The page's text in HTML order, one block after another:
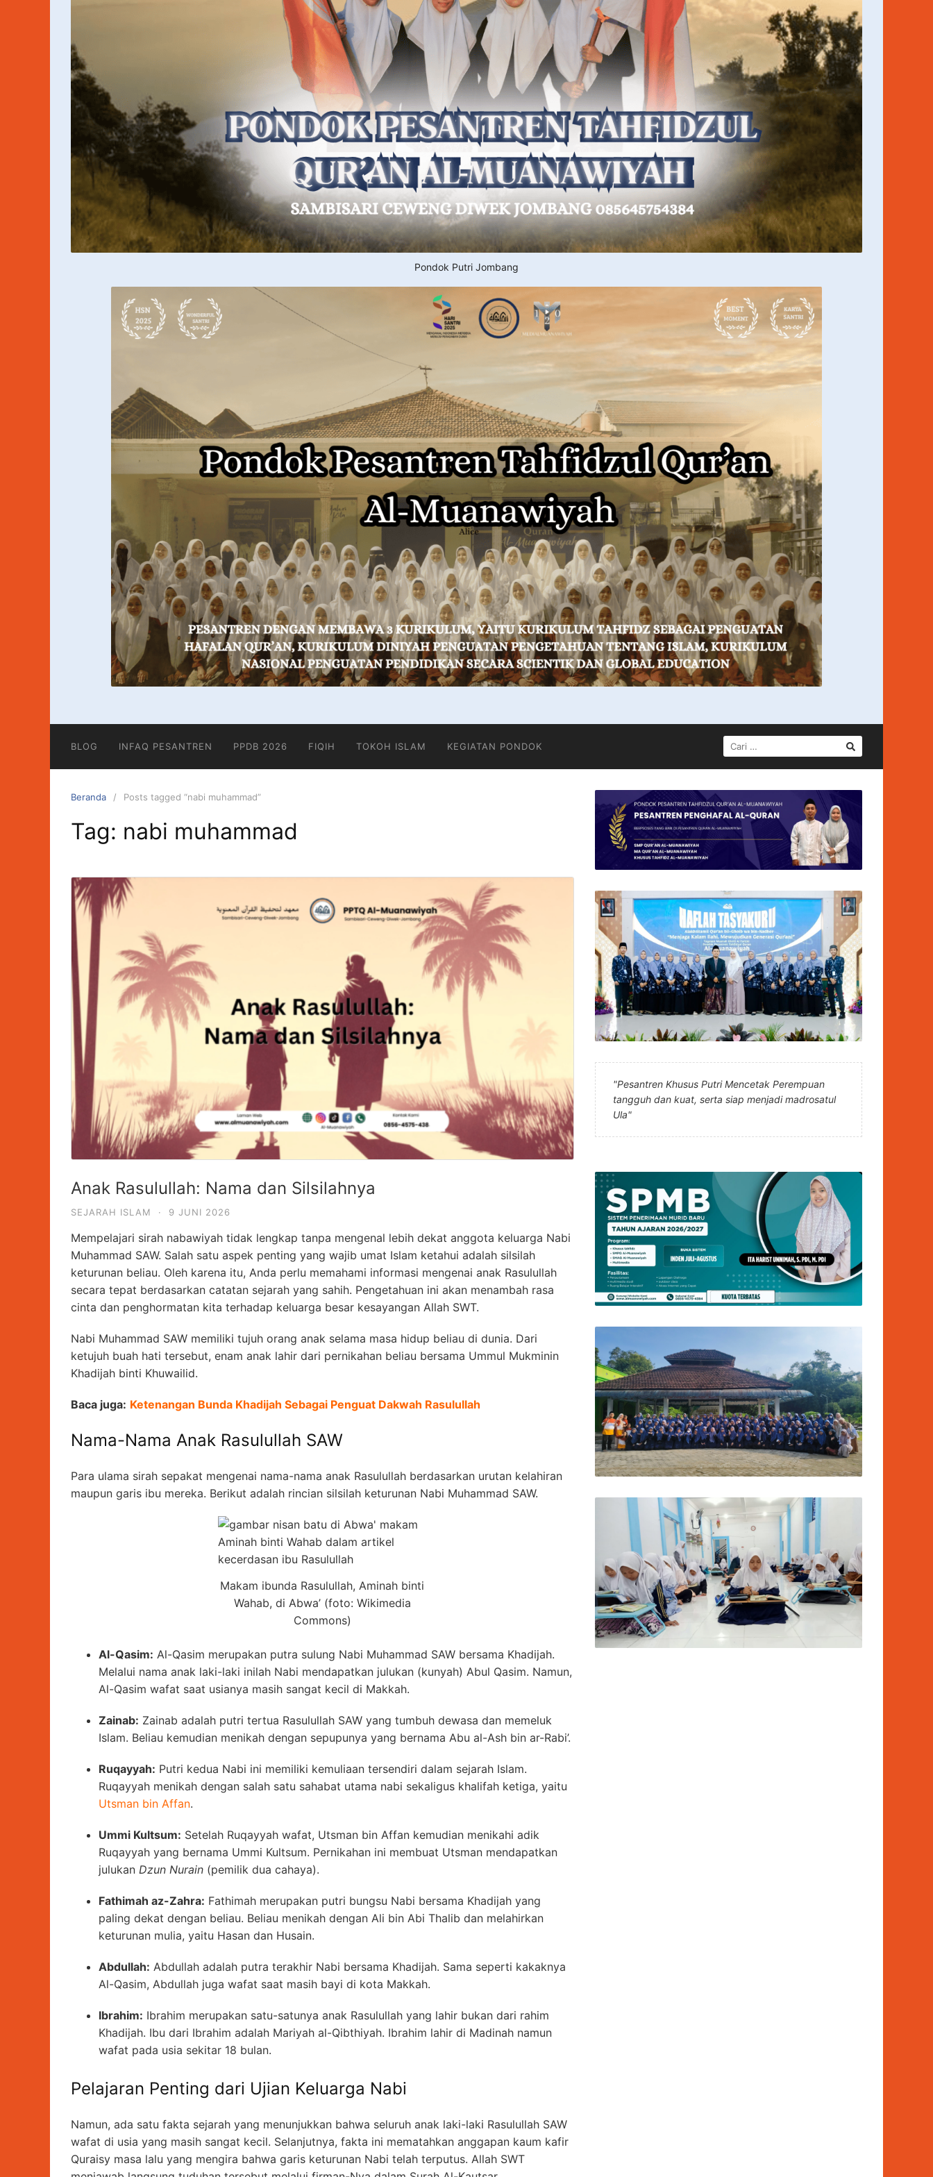
Pondok Putri Jombang
BLOG INFAQ PESANTREN PPDB 2026 FIQIH TOKOH ISLAM KEGIATAN PONDOK
CARI
UNTUK:
Beranda Posts tagged “nabi muhammad”
Tag: nabi muhammad
Anak Rasulullah: Nama dan Silsilahnya
SEJARAH ISLAM · 9 JUNI 2026
Mempelajari sirah nabawiyah tidak lengkap tanpa mengenal lebih dekat anggota keluarga Nabi
Muhammad SAW. Salah satu aspek penting yang wajib umat Islam ketahui adalah silsilah
keturunan beliau. Oleh karena itu, Anda perlu memahami informasi mengenai anak Rasulullah
secara tepat berdasarkan catatan sejarah yang sahih. Pengetahuan ini akan menambah rasa
cinta dan penghormatan kita terhadap keluarga besar kesayangan Allah SWT.
Nabi Muhammad SAW memiliki tujuh orang anak selama masa hidup beliau di dunia. Dari
ketujuh buah hati tersebut, enam anak lahir dari pernikahan beliau bersama Ummul Mukminin
Khadijah binti Khuwailid.
Baca juga: Ketenangan Bunda Khadijah Sebagai Penguat Dakwah Rasulullah
Nama-Nama Anak Rasulullah SAW
Para ulama sirah sepakat mengenai nama-nama anak Rasulullah berdasarkan urutan kelahiran
maupun garis ibu mereka. Berikut adalah rincian silsilah keturunan Nabi Muhammad SAW.
Makam ibunda Rasulullah, Aminah binti
Wahab, di Abwa’ (foto: Wikimedia
Commons)
Al-Qasim: Al-Qasim merupakan putra sulung Nabi Muhammad SAW bersama Khadijah.
Melalui nama anak laki-laki inilah Nabi mendapatkan julukan (kunyah) Abul Qasim. Namun,
Al-Qasim wafat saat usianya masih sangat kecil di Makkah.
Zainab: Zainab adalah putri tertua Rasulullah SAW yang tumbuh dewasa dan memeluk
Islam. Beliau kemudian menikah dengan sepupunya yang bernama Abu al-Ash bin ar-Rabi’.
Ruqayyah: Putri kedua Nabi ini memiliki kemuliaan tersendiri dalam sejarah Islam.
Ruqayyah menikah dengan salah satu sahabat utama nabi sekaligus khalifah ketiga, yaitu
Utsman bin Affan.
Ummi Kultsum: Setelah Ruqayyah wafat, Utsman bin Affan kemudian menikahi adik
Ruqayyah yang bernama Ummi Kultsum. Pernikahan ini membuat Utsman mendapatkan
julukan Dzun Nurain (pemilik dua cahaya).
Fathimah az-Zahra: Fathimah merupakan putri bungsu Nabi bersama Khadijah yang
paling dekat dengan beliau. Beliau menikah dengan Ali bin Abi Thalib dan melahirkan
keturunan mulia, yaitu Hasan dan Husain.
Abdullah: Abdullah adalah putra terakhir Nabi bersama Khadijah. Sama seperti kakaknya
Al-Qasim, Abdullah juga wafat saat masih bayi di kota Makkah.
Ibrahim: Ibrahim merupakan satu-satunya anak Rasulullah yang lahir bukan dari rahim
Khadijah. Ibu dari Ibrahim adalah Mariyah al-Qibthiyah. Ibrahim lahir di Madinah namun
wafat pada usia sekitar 18 bulan.
Pelajaran Penting dari Ujian Keluarga Nabi
Namun, ada satu fakta sejarah yang menunjukkan bahwa seluruh anak laki-laki Rasulullah SAW
wafat di usia yang masih sangat kecil. Selanjutnya, fakta ini mematahkan anggapan kaum kafir
Quraisy masa lalu yang mengira bahwa garis keturunan Nabi telah terputus. Allah SWT
"Pesantren Khusus Putri Mencetak Perempuan
tangguh dan kuat, serta siap menjadi madrosatul
Ula"